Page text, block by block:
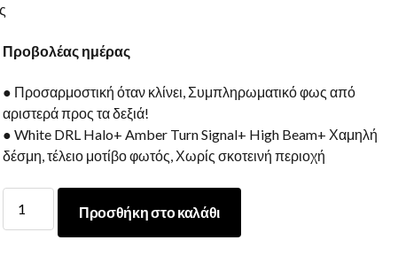
Προβολέας ημέρας
● Προσαρμοστική όταν κλίνει, Συμπληρωματικό φως από
αριστερά προς τα δεξιά!
● White DRL Halo+ Amber Turn Signal+ High Beam+ Χαμηλή
δέσμη, τέλειο μοτίβο φωτός, Χωρίς σκοτεινή περιοχή
ημέρας
ποσότητα
Προσθήκη στο καλάθι